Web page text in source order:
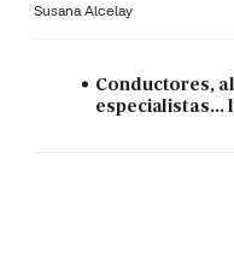
Susana Alcelay
Conductores,
especialistas...